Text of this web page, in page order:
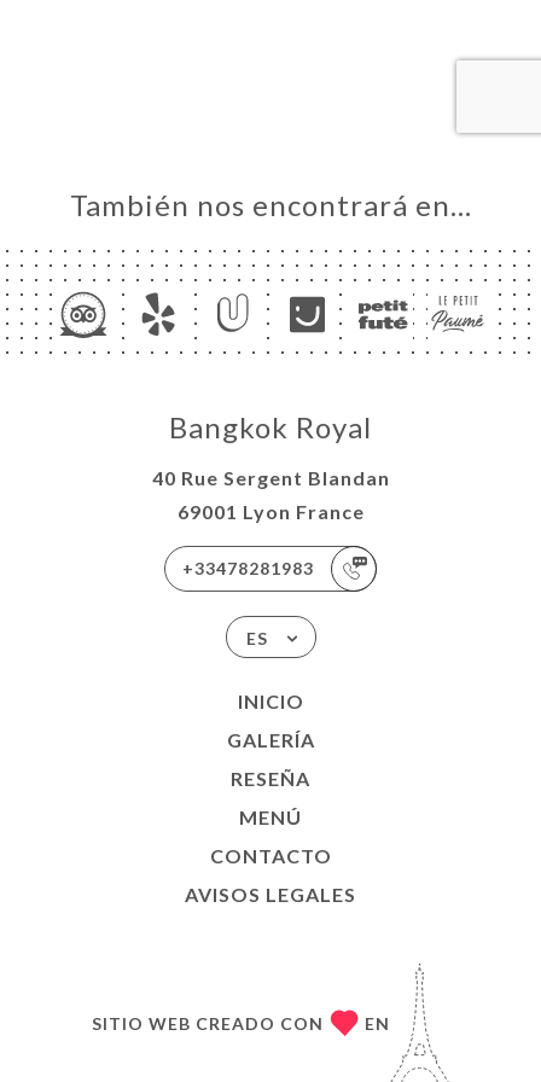
También nos encontrará en…
Bangkok Royal
40 Rue Sergent Blandan
69001 Lyon France
+33478281983
ES
INICIO
GALERÍA
RESEÑA
MENÚ
CONTACTO
AVISOS LEGALES
SITIO WEB CREADO CON EN